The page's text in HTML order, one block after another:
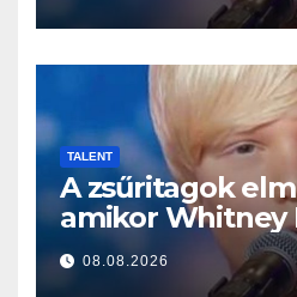
TALENT
A zsűritagok
amikor Whitney
választotta…
kezdett
08.08.2026